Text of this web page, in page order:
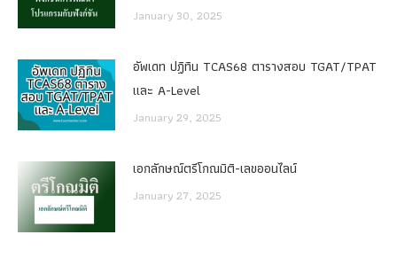
January 30, 2025
อัพเดท ปฏิทิน TCAS68 ตารางสอบ TGAT/TPAT
และ A-Level
January 29, 2025
เอกลักษณ์ตรีโกณมิติ-เลขออนไลน์
January 27, 2025